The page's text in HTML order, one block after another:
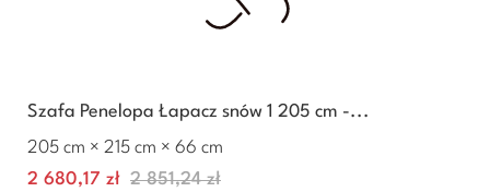
Szafa Penelopa Łapacz snów 1 205 cm -...
205 cm × 215 cm × 66 cm
Cena
2 680,17 zł Normalna
2 851,24 zł